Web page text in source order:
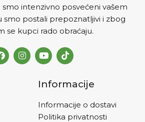
intenzivno posvećeni vašem
smo postali prepoznatljivi i zbog
se kupci rado obraćaju.
Informacije
Informacije o dostavi
Politika privatnosti